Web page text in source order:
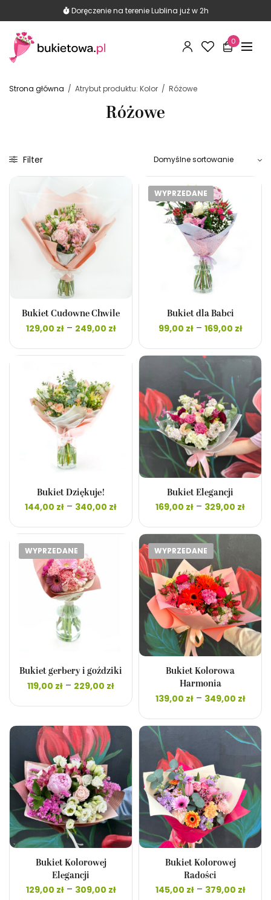
Znajdź nas na mapie i przeczytaj opinie
Doręczenie na terenie Lublina już w 2h
290 opinii Google
0
Strona główna / Atrybut produktu: Kolor / Różowe
Różowe
Filter
Bukiet Cudowne Chwile
129,00 zł – 249,00 zł
129,00 zł
do
249,00 zł
WYPRZEDANE
Bukiet dla Babci
99,00 zł – 169,00 zł
99,00
do
Bukiet Dziękuje!
144,00 zł – 340,00 zł
144,00 zł
do
340,00 zł
Bukiet Elegancji
169,00 zł – 329,00 zł
do
WYPRZEDANE
Bukiet gerbery i goździki
119,00 zł – 229,00 zł
119,00 zł
do
229,00 zł
WYPRZEDANE
Bukiet Kolorowa
Harmonia
139,00 zł – 349,00 zł
do
Bukiet Kolorowej
Elegancji
129,00 zł – 309,00 zł
Bukiet Kolorowej
Radości
145,00 zł – 379,00 zł